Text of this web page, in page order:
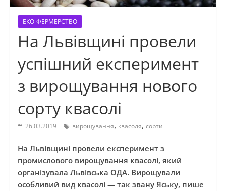
ЕКО-ФЕРМЕРСТВО
На Львівщині провели
успішний експеримент
з вирощування нового
сорту квасолі
26.03.2019 вирощування, квасоля, сорти
На Львівщині провели експеримент з
промислового вирощування квасолі, який
організувала Львівська ОДА. Вирощували
особливий вид квасолі — так звану Яську, пише